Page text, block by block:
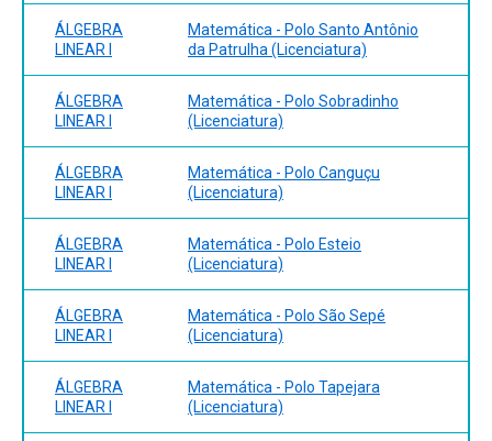
ÁLGEBRA
LINEAR I
Matemática - Polo Santo Antônio
da Patrulha (Licenciatura)
ÁLGEBRA
LINEAR I
Matemática - Polo Sobradinho
(Licenciatura)
ÁLGEBRA
LINEAR I
Matemática - Polo Canguçu
(Licenciatura)
ÁLGEBRA
LINEAR I
Matemática - Polo Esteio
(Licenciatura)
ÁLGEBRA
LINEAR I
Matemática - Polo São Sepé
(Licenciatura)
ÁLGEBRA
LINEAR I
Matemática - Polo Tapejara
(Licenciatura)